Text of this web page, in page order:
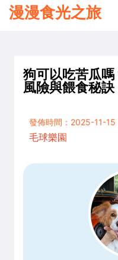
漫漫食光之旅
狗可以吃苦瓜嗎
風險與餵食秘訣
發佈時間：2025-11-15
毛球樂園